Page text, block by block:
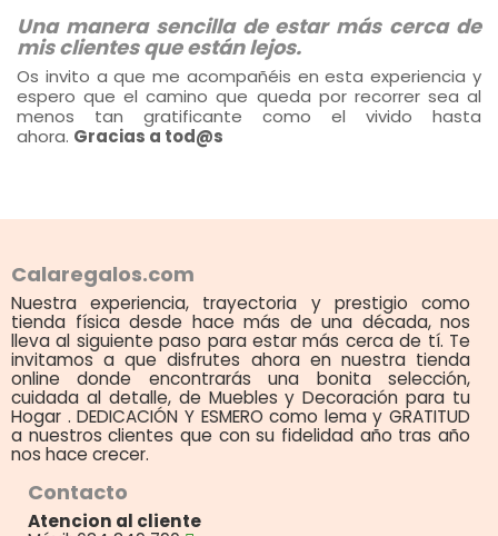
Una manera sencilla de estar más cerca de
mis clientes que están lejos.
Os invito a que me acompañéis en esta experiencia y
espero que el camino que queda por recorrer sea al
menos tan gratificante como el vivido hasta
ahora. Gracias a tod@s
Calaregalos.com
Nuestra experiencia, trayectoria y prestigio como
tienda física desde hace más de una década, nos
lleva al siguiente paso para estar más cerca de tí. Te
invitamos a que disfrutes ahora en nuestra tienda
online donde encontrarás una bonita selección,
cuidada al detalle, de Muebles y Decoración para tu
Hogar . DEDICACIÓN Y ESMERO como lema y GRATITUD
a nuestros clientes que con su fidelidad año tras año
nos hace crecer.
Contacto
Atencion al cliente